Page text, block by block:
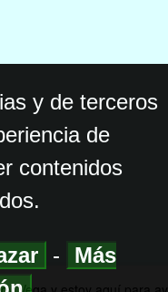
y de terceros
de
contenidos
-
Más